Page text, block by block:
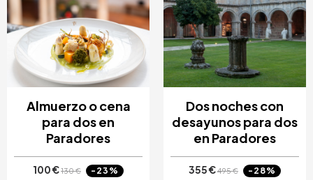
Almuerzo o cena
para dos en
Paradores
100 €130 € -23%
Dos noches con
desayunos para dos
en Paradores
355 €495 € -28%